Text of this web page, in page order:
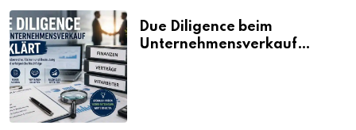
Due Diligence beim
Unternehmensverkauf